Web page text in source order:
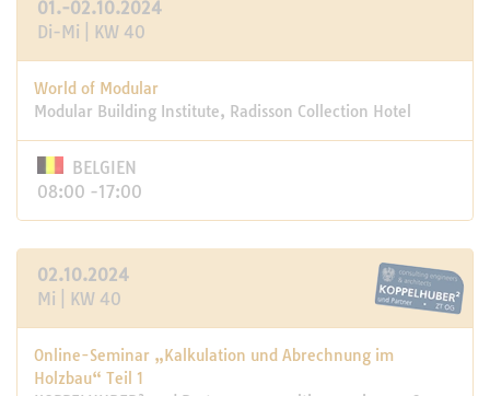
01.-02.10.2024
Di-Mi | KW 40
World of Modular
Modular Building Institute, Radisson Collection Hotel
BELGIEN
08:00 -17:00
02.10.2024
Mi | KW 40
Online-Seminar „Kalkulation und Abrechnung im
Holzbau“ Teil 1